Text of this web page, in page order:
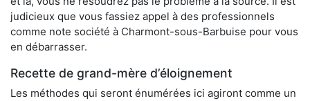
judicieux que vous fassiez appel à des professionnels
comme note société à Charmont-sous-Barbuise pour vous
en débarrasser.
Recette de grand-mère d’éloignement
Les méthodes qui seront énumérées ici agiront comme un